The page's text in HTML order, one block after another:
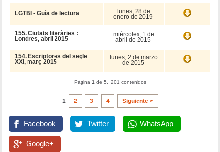
LGTBI - Guía de lectura lunes, 28 de
enero de 2019
155. Ciutats literàries :
Londres, abril 2015
miércoles, 1 de
abril de 2015
154. Escriptores del segle
XXI, març 2015
lunes, 2 de marzo
de 2015
Página 1 de 5, 201 contenidos
1 2 3 4 Siguiente >
Facebook Twitter WhatsApp
Google+